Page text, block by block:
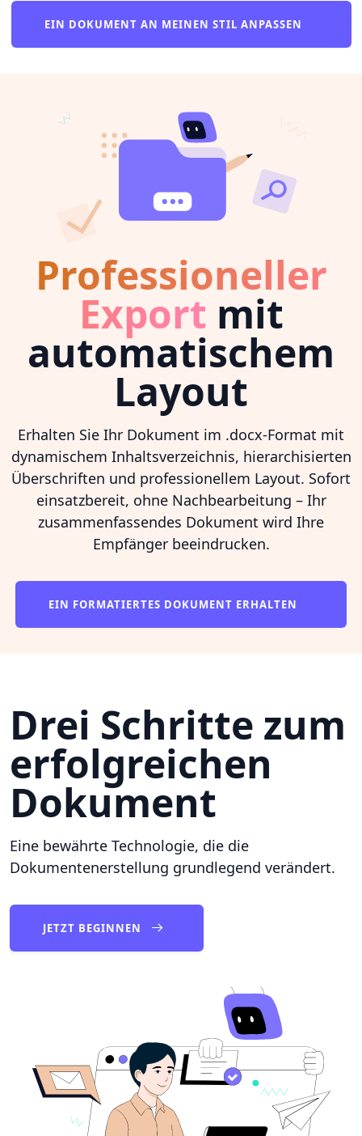
EIN DOKUMENT AN MEINEN STIL ANPASSEN
Professioneller
Export mit
automatischem
Layout
Erhalten Sie Ihr Dokument im .docx-Format mit
dynamischem Inhaltsverzeichnis, hierarchisierten
Überschriften und professionellem Layout. Sofort
einsatzbereit, ohne Nachbearbeitung – Ihr
zusammenfassendes Dokument wird Ihre
Empfänger beeindrucken.
EIN FORMATIERTES DOKUMENT ERHALTEN
Drei Schritte zum
erfolgreichen
Dokument
Eine bewährte Technologie, die die
Dokumentenerstellung grundlegend verändert.
JETZT BEGINNEN